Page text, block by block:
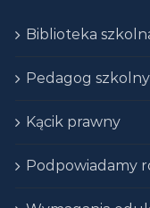
Biblioteka
Pedagog szkolny
Kącik prawny
Podpowiadamy